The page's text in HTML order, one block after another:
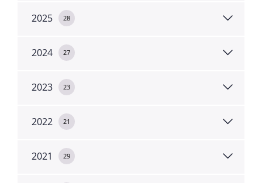
2025 28
2024 27
2023 23
2022 21
2021 29